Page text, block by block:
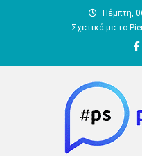
Πέμπτη,
Σχετικά με το